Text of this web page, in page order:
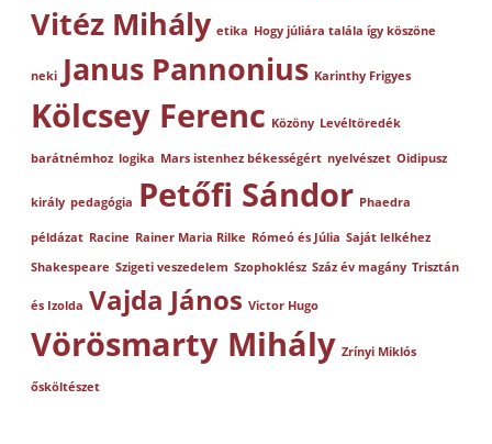
Vitéz Mihály etika Hogy júliára talála így köszöne
neki Janus Pannonius Karinthy Frigyes
Kölcsey Ferenc Közöny Levéltöredék
barátnémhoz logika Mars istenhez békességért nyelvészet Oidipusz
király pedagógia Petőfi Sándor Phaedra
példázat Racine Rainer Maria Rilke Rómeó és Júlia Saját lelkéhez
Shakespeare Szigeti veszedelem Szophoklész Száz év magány Trisztán
és Izolda Vajda János Victor Hugo
Vörösmarty Mihály Zrínyi Miklós
ősköltészet